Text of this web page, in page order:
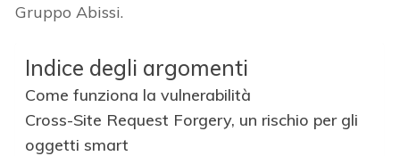
Gruppo Abissi.
Indice degli argomenti
Come funziona la vulnerabilità
Cross-Site Request Forgery, un rischio per gli
oggetti smart